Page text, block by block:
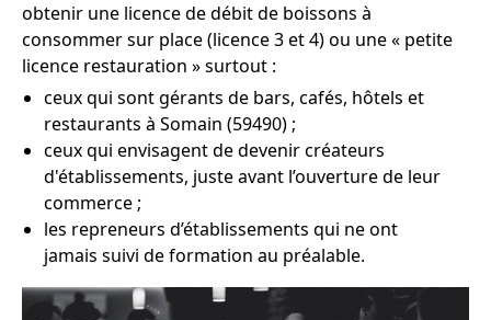
obtenir une licence de débit de boissons à
consommer sur place (licence 3 et 4) ou une « petite
licence restauration » surtout :
ceux qui sont gérants de bars, cafés, hôtels et
restaurants à Somain (59490) ;
ceux qui envisagent de devenir créateurs
d'établissements, juste avant l’ouverture de leur
commerce ;
les repreneurs d’établissements qui ne ont
jamais suivi de formation au préalable.